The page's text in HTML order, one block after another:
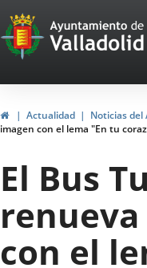
Portal
Web
del
de
Valladolid
InicioActualidad Noticias del
imagen con el lema "En tu
El Bus
con el